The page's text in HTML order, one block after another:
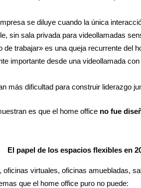
se diluye cuando la única
sin sala privada para videollamadas
de trabajar» es una queja recurrente del
importante desde una videollamada
más dificultad para construir liderazgo
es que el home office no fue
El papel de los espacios flexibles en
, oficinas virtuales, oficinas amuebladas,
que el home office puro no puede: